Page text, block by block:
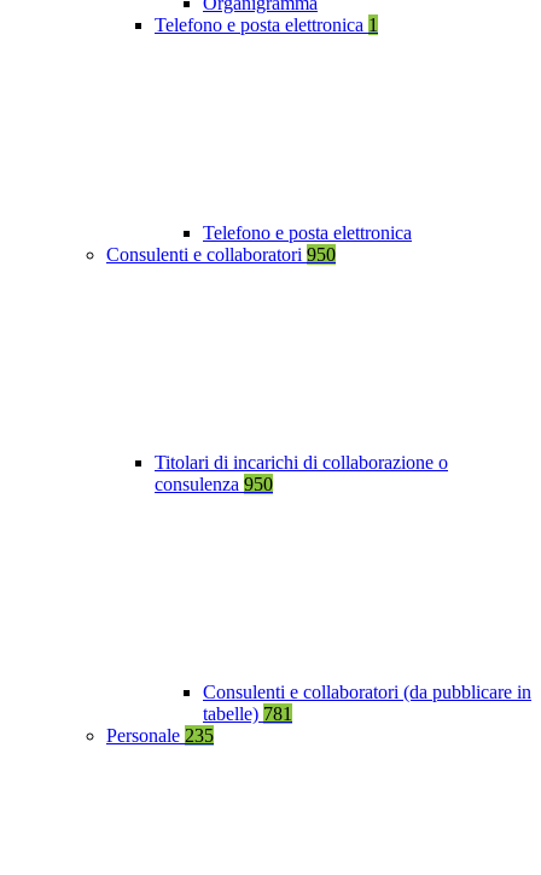
Telefono e posta elettronica 1
Telefono e posta elettronica
Consulenti e collaboratori 950
Titolari di incarichi di collaborazione o
consulenza 950
Consulenti e collaboratori (da pubblicare in
tabelle) 781
Personale 235